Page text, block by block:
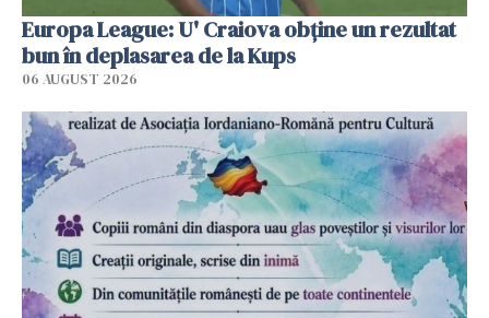
Europa League: U' Craiova obține un rezultat
bun în deplasarea de la Kups
06 AUGUST 2026